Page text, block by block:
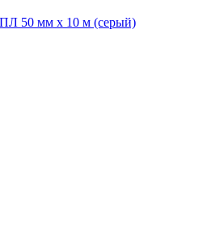
50 мм x 10 м (серый)